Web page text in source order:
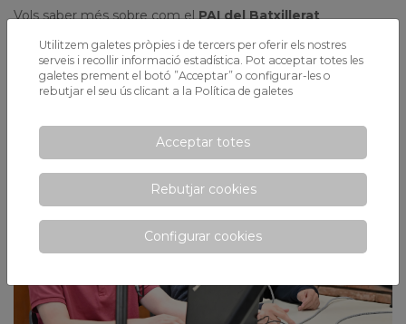
Vols saber més sobre com elPAI del Batxillerat
CONTACTA AMB NOSALTRESavui mateix i descobreix
com formem ciutadans globals preparats per al futur
Utilitzem galetes pròpies i de tercers per oferir els nostres
serveis i recollir informació estadística. Pot acceptar totes les
galetes prement el botó ”Acceptar” o configurar-les o
rebutjar el seu ús clicant a la Política de galetes
Acceptar totes
Rebutjar cookies
Configurar cookies